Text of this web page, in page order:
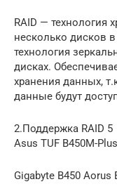
RAID — технология
несколько дисков
технология
дисках.
хранения данных,
данные будут
2.Поддержка RAID 5
Asus TUF B450M-
Gigabyte B450 Aorus